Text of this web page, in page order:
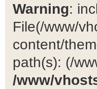
Warning:
File(/www/
content/
path(s): (/
/www/